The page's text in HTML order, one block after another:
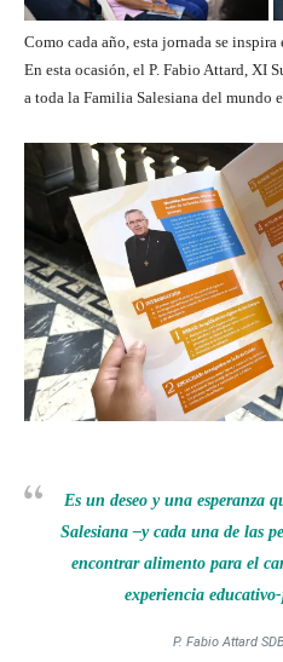
Como cada año, esta jornada se
En esta ocasión, el P. Fabio Attard, XI
a toda la Familia Salesiana del mundo
Es un deseo y una esperanza
Salesiana –y cada una de las
encontrar alimento para el
experiencia
P. Fabio Attard